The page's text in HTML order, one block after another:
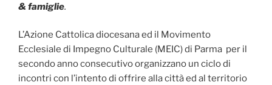
& famiglie.
L’Azione Cattolica diocesana ed il Movimento
Ecclesiale di Impegno Culturale (MEIC) di Parma per il
secondo anno consecutivo organizzano un ciclo di
incontri con l’intento di offrire alla città ed al territorio